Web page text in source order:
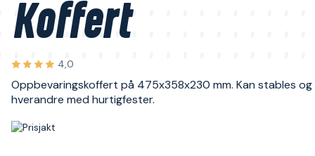
Koffert
4,0
Oppbevaringskoffert på 475x358x230 mm. Kan stables
hverandre med hurtigfester.